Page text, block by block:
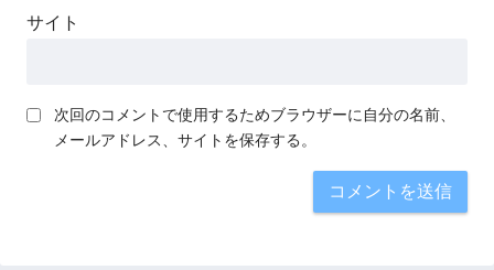
サイト
次回のコメントで使用するためブラウザーに自分の名前、
メールアドレス、サイトを保存する。